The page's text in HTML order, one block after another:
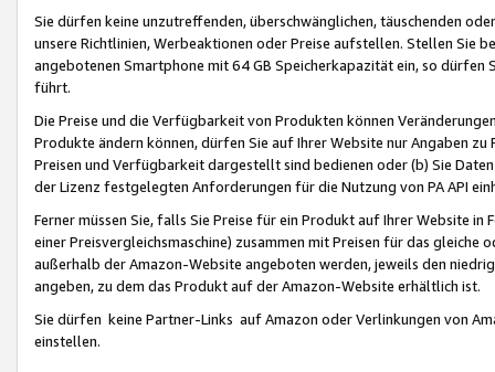
Sie dürfen keine unzutreffenden, überschwänglichen, täuschenden
unsere Richtlinien, Werbeaktionen oder Preise aufstellen. Stellen Sie
angebotenen Smartphone mit 64 GB Speicherkapazität ein, so dürfen
führt.
Die Preise und die Verfügbarkeit von Produkten können
Produkte ändern können, dürfen Sie auf Ihrer Website nur Angaben
Preisen und Verfügbarkeit dargestellt sind bedienen oder (b) Sie
der Lizenz festgelegten Anforderungen für die Nutzung von PA API
Ferner müssen Sie, falls Sie Preise für ein Produkt auf Ihrer Website
einer Preisvergleichsmaschine) zusammen mit Preisen für das
außerhalb der Amazon-Website angeboten werden, jeweils den
angeben, zu dem das Produkt auf der Amazon-Website erhältlich ist.
Sie dürfen keine Partner-Links auf Amazon oder Verlinkungen von
einstellen.